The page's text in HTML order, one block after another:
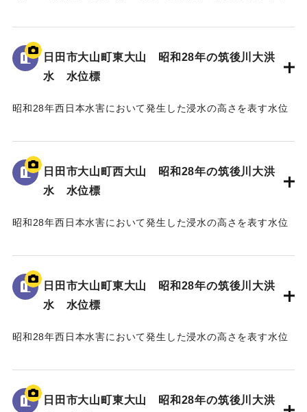
地面から40cmの位置に水位が示されている。
｜固有コード: 005430104
日田市大山町東大山 昭和28年の筑後川大洪
水 水位標
昭和28年西日本水害において発生した浸水の高さを表す水位
地面から75cmの位置に水位が示されている。
｜固有コード: 005430103
日田市大山町西大山 昭和28年の筑後川大洪
水 水位標
昭和28年西日本水害において発生した浸水の高さを表す水位
地面から105cmの位置に水位が示されており、「T.P
129.70m」と記されている。
｜固有コード:005430102
日田市大山町東大山 昭和28年の筑後川大洪
水 水位標
昭和28年西日本水害において発生した浸水の高さを表す水位
地面から3mの位置に水位が示されている。
｜固有コード: 005430101
日田市大山町東大山 昭和28年の筑後川大洪